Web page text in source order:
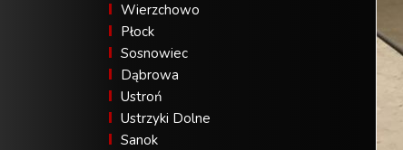
Wierzchowo
Płock
Sosnowiec
Dąbrowa
Ustroń
Ustrzyki Dolne
Sanok